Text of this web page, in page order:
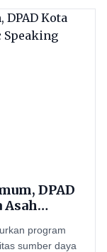
DPAD
Asah
program
sumber daya